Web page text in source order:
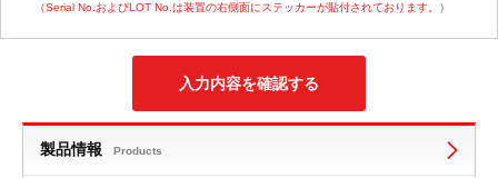
（Serial No.およびLOT No.は装置の右側面にステッカーが貼付されております。）
製品情報 Products